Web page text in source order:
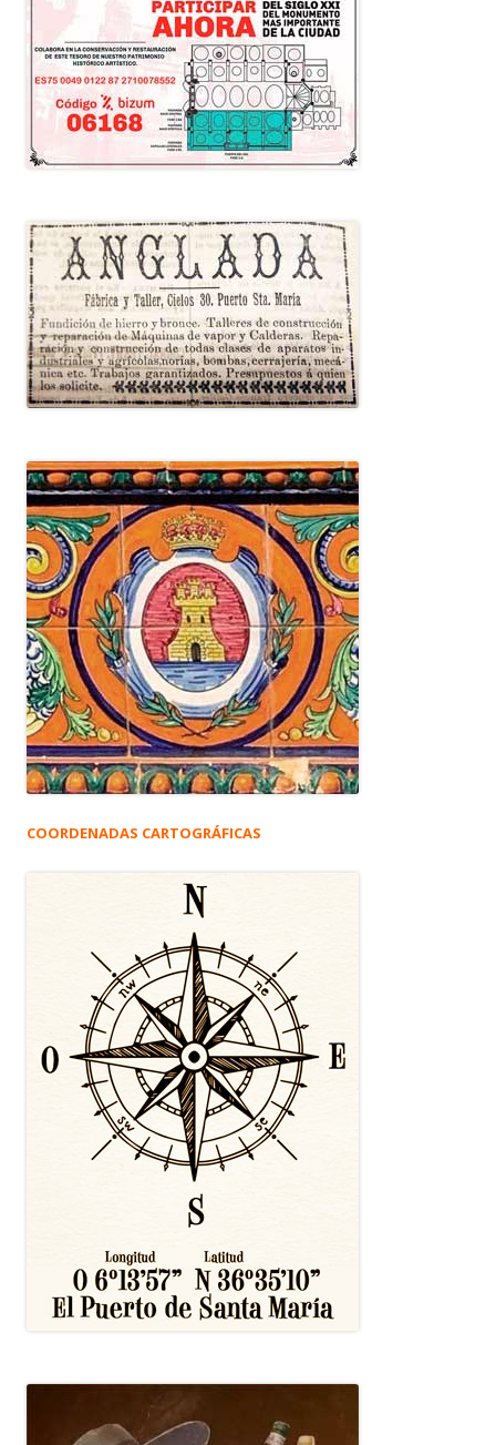
COORDENADAS CARTOGRÁFICAS